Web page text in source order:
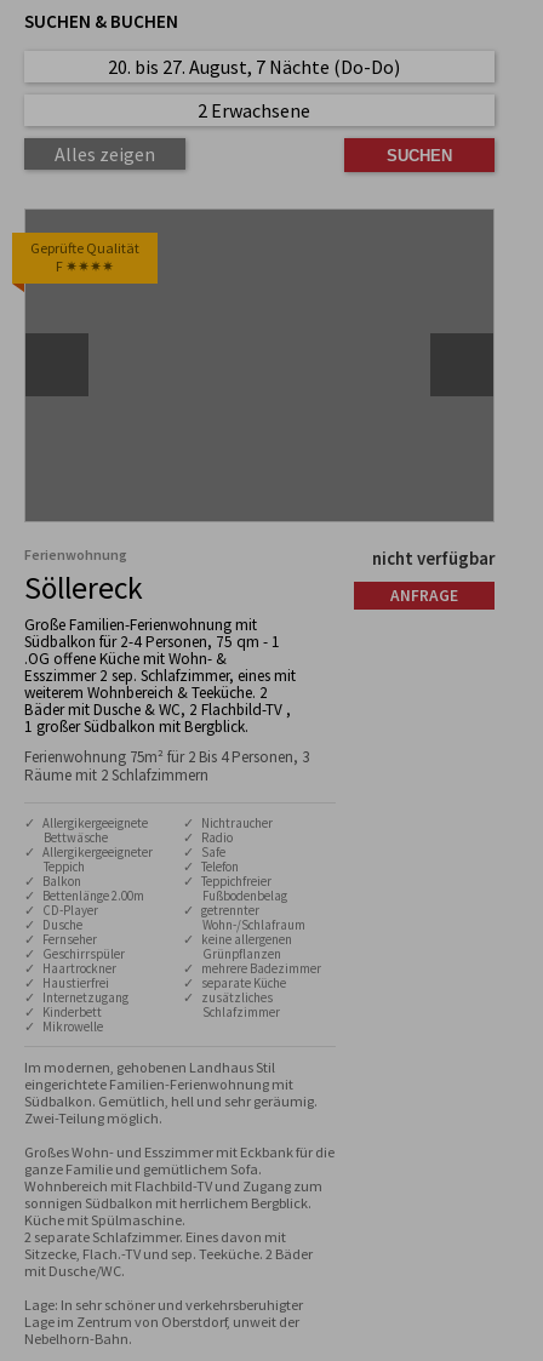
SUCHEN & BUCHEN
20. bis 27. August, 7 Nächte (Do-Do)
2 Erwachsene
Alles zeigen
Geprüfte Qualität
F ✷✷✷✷
Ferienwohnung
Söllereck
Große Familien-Ferienwohnung mit
Südbalkon für 2-4 Personen, 75 qm - 1
.OG offene Küche mit Wohn- &
Esszimmer 2 sep. Schlafzimmer, eines mit
weiterem Wohnbereich & Teeküche. 2
Bäder mit Dusche & WC, 2 Flachbild-TV ,
1 großer Südbalkon mit Bergblick.
Ferienwohnung 75m² für 2 Bis 4 Personen, 3
Räume mit 2 Schlafzimmern
✓ Allergikergeeignete
Bettwäsche
✓ Allergikergeeigneter
Teppich
✓ Balkon
✓ Bettenlänge 2.00m
✓ CD-Player
✓ Dusche
✓ Fernseher
✓ Geschirrspüler
✓ Haartrockner
✓ Haustierfrei
✓ Internetzugang
✓ Kinderbett
✓ Mikrowelle
✓ Nichtraucher
✓ Radio
✓ Safe
✓ Telefon
✓ Teppichfreier
Fußbodenbelag
✓ getrennter
Wohn-/Schlafraum
✓ keine allergenen
Grünpflanzen
✓ mehrere Badezimmer
✓ separate Küche
✓ zusätzliches
Schlafzimmer
Im modernen, gehobenen Landhaus Stil
eingerichtete Familien-Ferienwohnung mit
Südbalkon. Gemütlich, hell und sehr geräumig.
Zwei-Teilung möglich.
Großes Wohn- und Esszimmer mit Eckbank für die
ganze Familie und gemütlichem Sofa.
Wohnbereich mit Flachbild-TV und Zugang zum
sonnigen Südbalkon mit herrlichem Bergblick.
Küche mit Spülmaschine.
2 separate Schlafzimmer. Eines davon mit
Sitzecke, Flach.-TV und sep. Teeküche. 2 Bäder
mit Dusche/WC.
Lage: In sehr schöner und verkehrsberuhigter
Lage im Zentrum von Oberstdorf, unweit der
Nebelhorn-Bahn.
nicht verfügbar
ANFRAGE